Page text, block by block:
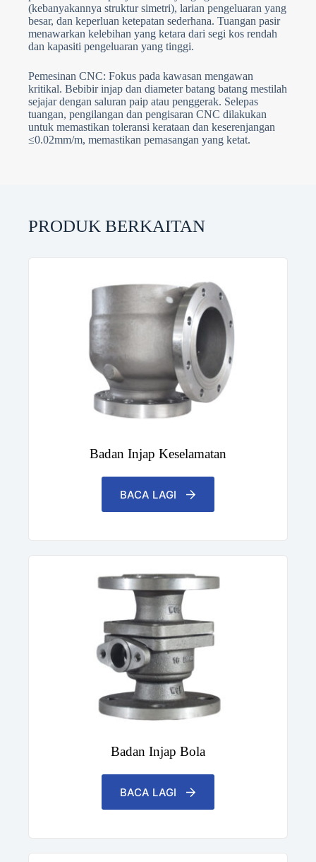
(kebanyakannya struktur simetri), larian pengeluaran yang
besar, dan keperluan ketepatan sederhana. Tuangan pasir
menawarkan kelebihan yang ketara dari segi kos rendah
dan kapasiti pengeluaran yang tinggi.
Pemesinan CNC: Fokus pada kawasan mengawan
kritikal. Bebibir injap dan diameter batang batang mestilah
sejajar dengan saluran paip atau penggerak. Selepas
tuangan, pengilangan dan pengisaran CNC dilakukan
untuk memastikan toleransi kerataan dan keserenjangan
≤0.02mm/m, memastikan pemasangan yang ketat.
PRODUK BERKAITAN
Badan Injap Keselamatan
BACA LAGI
Badan Injap Bola
BACA LAGI